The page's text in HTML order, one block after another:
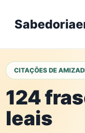
content
CITAÇÕES DE
124
leais